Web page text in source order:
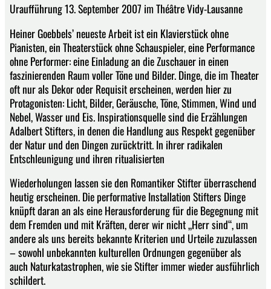
Uraufführung 13. September 2007 im Théâtre Vidy-Lausanne
Heiner Goebbels’ neueste Arbeit ist ein Klavierstück ohne
Pianisten, ein Theaterstück ohne Schauspieler, eine Performance
ohne Performer: eine Einladung an die Zuschauer in einen
faszinierenden Raum voller Töne und Bilder. Dinge, die im Theater
oft nur als Dekor oder Requisit erscheinen, werden hier zu
Protagonisten: Licht, Bilder, Geräusche, Töne, Stimmen, Wind und
Nebel, Wasser und Eis. Inspirationsquelle sind die Erzählungen
Adalbert Stifters, in denen die Handlung aus Respekt gegenüber
der Natur und den Dingen zurücktritt. In ihrer radikalen
Entschleunigung und ihren ritualisierten
Wiederholungen lassen sie den Romantiker Stifter überraschend
heutig erscheinen. Die performative Installation Stifters Dinge
knüpft daran an als eine Herausforderung für die Begegnung mit
dem Fremden und mit Kräften, derer wir nicht „Herr sind“, um
andere als uns bereits bekannte Kriterien und Urteile zuzulassen
– sowohl unbekannten kulturellen Ordnungen gegenüber als
auch Naturkatastrophen, wie sie Stifter immer wieder ausführlich
schildert.